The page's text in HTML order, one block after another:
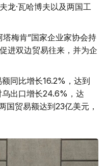
龙·瓦哈博夫以及两国工
梅肯”国家企业家协会持
进双边贸易往来，并为企
同比增长16.2%，达到
出口增长24.6%，达
国贸易额达到23亿美元，